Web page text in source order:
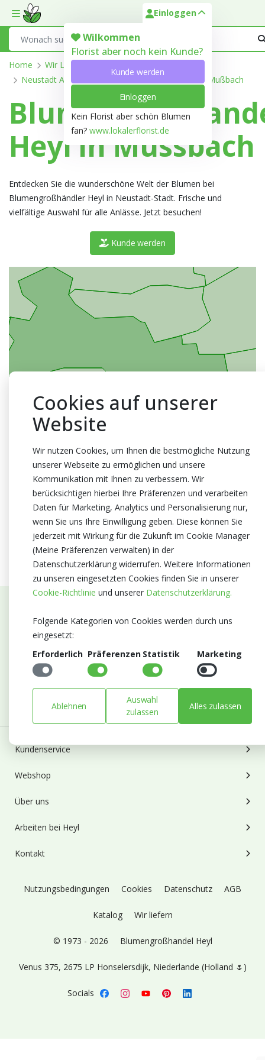
Toggle mobile menu
Einloggen
Wilkommen
Florist aber noch kein Kunde?
Kunde werden
Einloggen
Kein Florist aber schön Blumen
fan? www.lokalerflorist.de
Home Wir Liefern
Neustadt An Der Weinstraße, Kreisfreie Stadt
Mußbach
Heyl in Mussbach
Entdecken Sie die wunderschöne Welt der Blumen bei
Blumengroßhändler Heyl in Neustadt-Stadt. Frische und
vielfältige Auswahl für alle Anlässe. Jetzt besuchen!
Kunde werden
Abonnieren Sie unseren Newsletter
Bleiben Sie auf dem Laufenden mit Neuigkeiten und
Entwicklungen von Blumengroßhandel Heyl
Kundenservice
Webshop
Über uns
Arbeiten bei Heyl
Kontakt
Nutzungsbedingungen Cookies Datenschutz AGB
Katalog Wir liefern
© 1973 - 2026 Blumengroßhandel Heyl
Venus 375, 2675 LP Honselersdijk, Niederlande (Holland 🌷)
Socials
Cookies auf unserer
Website
Wir nutzen Cookies, um Ihnen die bestmögliche Nutzung
unserer Webseite zu ermöglichen und unsere
Kommunikation mit Ihnen zu verbessern. Wir
berücksichtigen hierbei Ihre Präferenzen und verarbeiten
Daten für Marketing, Analytics und Personalisierung nur,
wenn Sie uns Ihre Einwilligung geben. Diese können Sie
jederzeit mit Wirkung für die Zukunft im Cookie Manager
(Meine Präferenzen verwalten) in der
Datenschutzerklärung widerrufen. Weitere Informationen
zu unseren eingesetzten Cookies finden Sie in unserer
Cookie-Richtlinie und unserer Datenschutzerklärung.
Folgende Kategorien von Cookies werden durch uns
eingesetzt:
Erforderlich Präferenzen Statistik Marketing
Ablehnen
Auswahl
zulassen
Alles zulassen